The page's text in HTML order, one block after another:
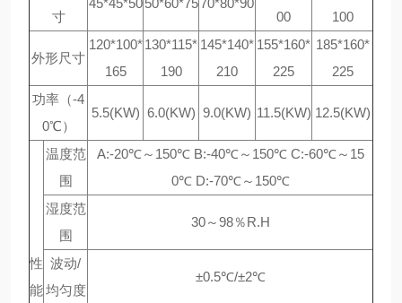
寸
00
100
外形尺寸
120*100*
165
130*115*
190
145*140*
210
155*160*
225
185*160*
225
功率（-4
0℃）
5.5(KW) 6.0(KW) 9.0(KW) 11.5(KW) 12.5(KW)
性
能
温度范
围
A:-20℃～150℃ B:-40℃～150℃ C:-60℃～15
0℃ D:-70℃～150℃
湿度范
围
30～98％R.H
波动/
均匀度
±0.5℃/±2℃